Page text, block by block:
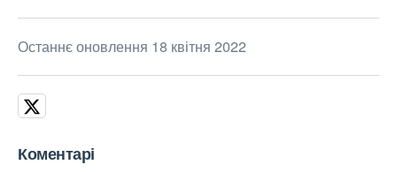
Останнє оновлення 18 квітня 2022
Коментарі